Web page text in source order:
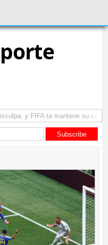
y FIFA ta mantene su como
Subscribe